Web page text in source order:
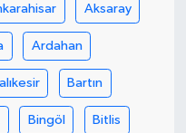
Aksaray
Ardahan
Bartın
Bingöl Bitlis